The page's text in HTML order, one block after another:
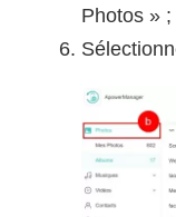
Photos » ;